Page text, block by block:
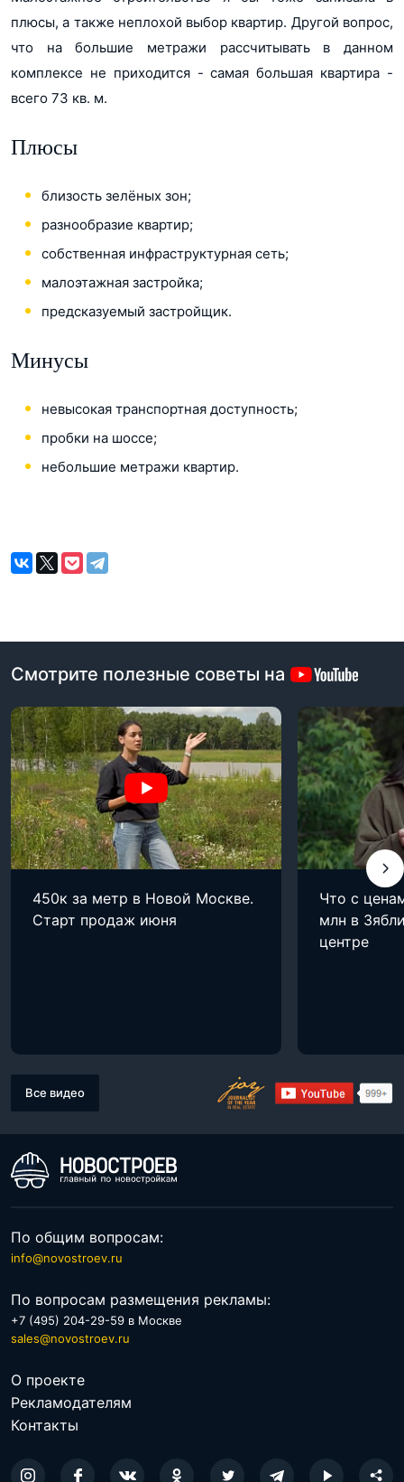
плюсы, а также неплохой выбор квартир. Другой вопрос,
что на большие метражи рассчитывать в данном
комплексе не приходится - самая большая квартира -
всего 73 кв. м.
Плюсы
близость зелёных зон;
разнообразие квартир;
собственная инфраструктурная сеть;
малоэтажная застройка;
предсказуемый застройщик.
Минусы
невысокая транспортная доступность;
пробки на шоссе;
небольшие метражи квартир.
Смотрите полезные советы на
450к за метр в Новой Москве.
Старт продаж июня
Что с
млн в
центре
Все видео
По общим вопросам:
info@novostroev.ru
По вопросам размещения рекламы:
+7 (495) 204-29-59 в Москве
sales@novostroev.ru
О проекте
Рекламодателям
Контакты